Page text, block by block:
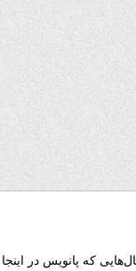
که پانویس در اینجا